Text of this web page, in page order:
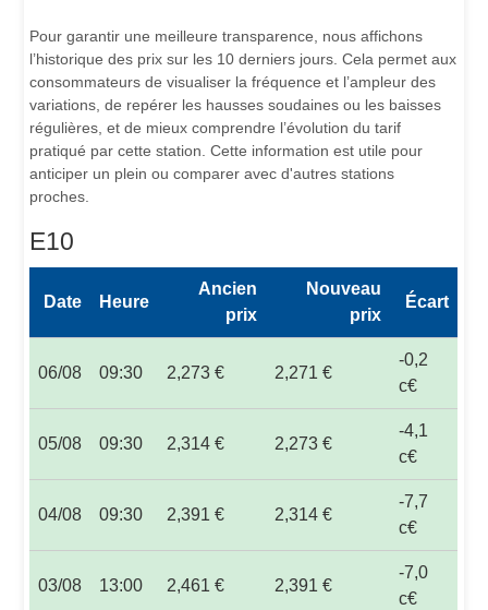
Pour garantir une meilleure transparence, nous affichons
l’historique des prix sur les 10 derniers jours. Cela permet aux
consommateurs de visualiser la fréquence et l’ampleur des
variations, de repérer les hausses soudaines ou les baisses
régulières, et de mieux comprendre l’évolution du tarif
pratiqué par cette station. Cette information est utile pour
anticiper un plein ou comparer avec d'autres stations
proches.
E10
Date Heure
Ancien
prix
Nouveau
prix
Écart
06/08 09:30 2,273 € 2,271 €
-0,2
c€
05/08 09:30 2,314 € 2,273 €
-4,1
c€
04/08 09:30 2,391 € 2,314 €
-7,7
c€
03/08 13:00 2,461 € 2,391 €
-7,0
c€